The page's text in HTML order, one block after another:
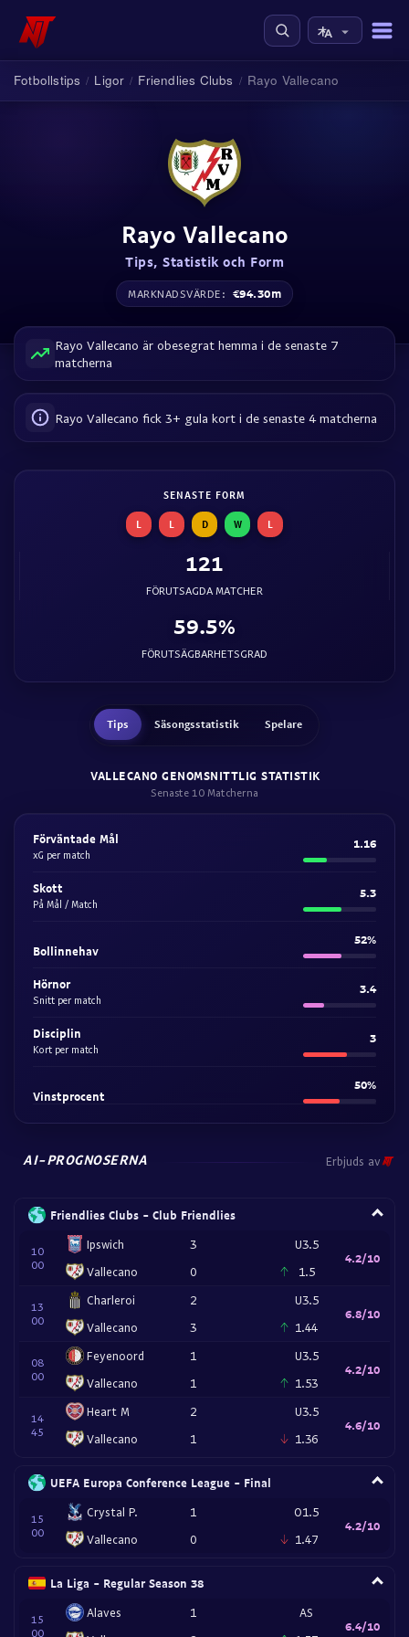
Fotbollstips / Ligor / Friendlies Clubs / Rayo Vallecano
Rayo Vallecano
Tips, Statistik och Form
MARKNADSVÄRDE: €94.30m
Rayo Vallecano är obesegrat hemma i de senaste 7
matcherna
Rayo Vallecano fick 3+ gula kort i de senaste 4 matcherna
SENASTE FORM
L L D W L
121
FÖRUTSAGDA MATCHER
59.5%
FÖRUTSÄGBARHETSGRAD
Tips Säsongsstatistik Spelare
VALLECANO GENOMSNITTLIG STATISTIK
Senaste 10 Matcherna
Förväntade Mål
xG per match
1.16
Skott
På Mål / Match
5.3
Bollinnehav
52%
Hörnor
Snitt per match
3.4
Disciplin
Kort per match
3
Vinstprocent
50%
AI-PROGNOSERNA Erbjuds av
Friendlies Clubs - Club Friendlies
10
00
Ipswich
Vallecano
3
0
U3.5
1.5
4.2/10
13
00
Charleroi
Vallecano
2
3
U3.5
1.44
6.8/10
08
00
Feyenoord
Vallecano
1
1
U3.5
1.53
4.2/10
14
45
Heart M
Vallecano
2
1
U3.5
1.36
4.6/10
UEFA Europa Conference League - Final
15
00
Crystal P.
Vallecano
1
0
O1.5
1.47
4.2/10
La Liga - Regular Season 38
15
00
Alaves
1
AS
6.4/10